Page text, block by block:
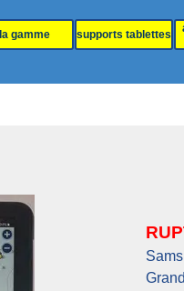
la gamme ▼
supports tablettes